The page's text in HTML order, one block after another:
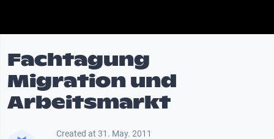
Fachtagung
Migration und
Arbeitsmarkt
Created at 31. May. 2011